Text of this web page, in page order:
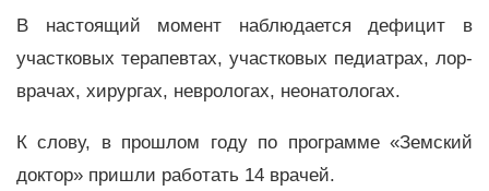
В настоящий момент наблюдается дефицит в
участковых терапевтах, участковых педиатрах, лор-
врачах, хирургах, неврологах, неонатологах.
К слову, в прошлом году по программе «Земский
доктор» пришли работать 14 врачей.